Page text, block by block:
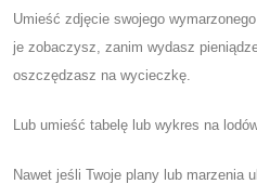
Umieść zdjęcie swojego
je zobaczysz, zanim wydasz
oszczędzasz na wycieczkę.
Lub umieść tabelę lub wykres na
Nawet jeśli Twoje plany lub marzenia